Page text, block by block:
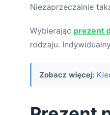
Niezaprzeczalnie
Wybierając prezent
rodzaju.
Zobacz więcej: